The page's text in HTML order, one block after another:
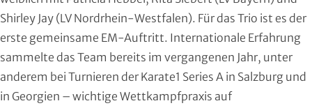
Shirley Jay (LV Nordrhein-Westfalen). Für das Trio ist es der
erste gemeinsame EM-Auftritt. Internationale Erfahrung
sammelte das Team bereits im vergangenen Jahr, unter
anderem bei Turnieren der Karate1 Series A in Salzburg und
in Georgien – wichtige Wettkampfpraxis auf
Pétanque
Pool-Billard
Radsport